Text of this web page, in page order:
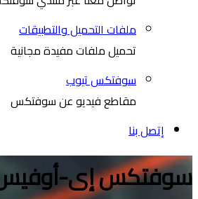
ملفات التحميل والتطبيقات
تحميل ملفات مفيدة مجانية
سوفتكس تيوب
مقاطع فيديو عن سوفتكس
إتصل بنا
سوفتكس إى-